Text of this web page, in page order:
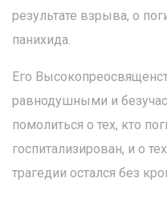
результате взрыва, о
панихида.
Его
равнодушными и
помолиться о тех, кто
госпитализирован, и о
трагедии остался без